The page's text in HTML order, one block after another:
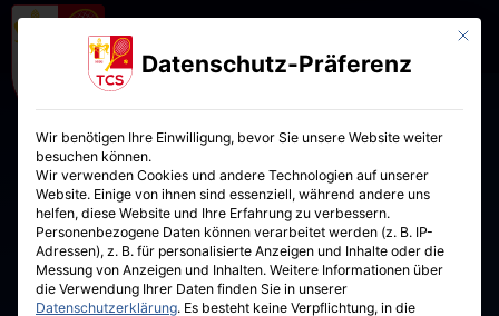
Mit
Datenschutz-Präferenz
Wir benötigen Ihre Einwilligung, bevor Sie unsere Website weiter
besuchen können.
Wir verwenden Cookies und andere Technologien auf unserer
Website. Einige von ihnen sind essenziell, während andere uns
helfen, diese Website und Ihre Erfahrung zu verbessern.
Personenbezogene Daten können verarbeitet werden (z. B. IP-
Adressen), z. B. für personalisierte Anzeigen und Inhalte oder die
Messung von Anzeigen und Inhalten. Weitere Informationen über
die Verwendung Ihrer Daten finden Sie in unserer
Datenschutzerklärung. Es besteht keine Verpflichtung, in die